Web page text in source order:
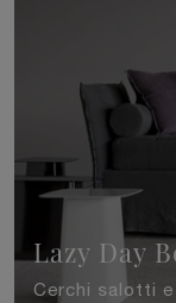
Lazy Day
Cerchi salotti